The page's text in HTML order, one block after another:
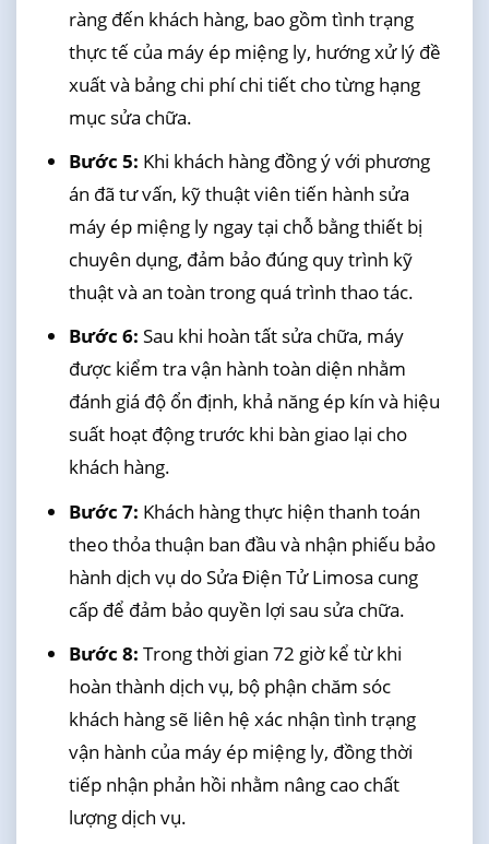
ràng đến khách hàng, bao gồm tình trạng
thực tế của máy ép miệng ly, hướng xử lý đề
xuất và bảng chi phí chi tiết cho từng hạng
mục sửa chữa.
Bước 5: Khi khách hàng đồng ý với phương
án đã tư vấn, kỹ thuật viên tiến hành sửa
máy ép miệng ly ngay tại chỗ bằng thiết bị
chuyên dụng, đảm bảo đúng quy trình kỹ
thuật và an toàn trong quá trình thao tác.
Bước 6: Sau khi hoàn tất sửa chữa, máy
được kiểm tra vận hành toàn diện nhằm
đánh giá độ ổn định, khả năng ép kín và hiệu
suất hoạt động trước khi bàn giao lại cho
khách hàng.
Bước 7: Khách hàng thực hiện thanh toán
theo thỏa thuận ban đầu và nhận phiếu bảo
hành dịch vụ do Sửa Điện Tử Limosa cung
cấp để đảm bảo quyền lợi sau sửa chữa.
Bước 8: Trong thời gian 72 giờ kể từ khi
hoàn thành dịch vụ, bộ phận chăm sóc
khách hàng sẽ liên hệ xác nhận tình trạng
vận hành của máy ép miệng ly, đồng thời
tiếp nhận phản hồi nhằm nâng cao chất
lượng dịch vụ.